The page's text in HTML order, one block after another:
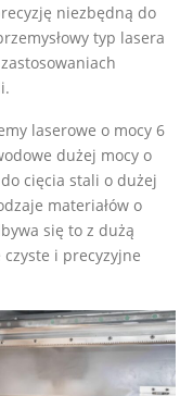
niezbędną do
typ lasera
laserowe o mocy 6
dużej mocy o
cięcia stali o dużej
materiałów o
się to z dużą
i precyzyjne